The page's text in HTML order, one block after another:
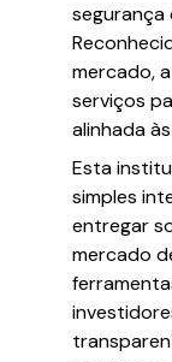
segurança
mercado,
serviços
alinhada
Esta
simples
entregar
mercado